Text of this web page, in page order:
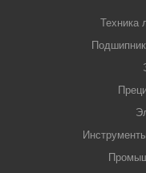
Техника